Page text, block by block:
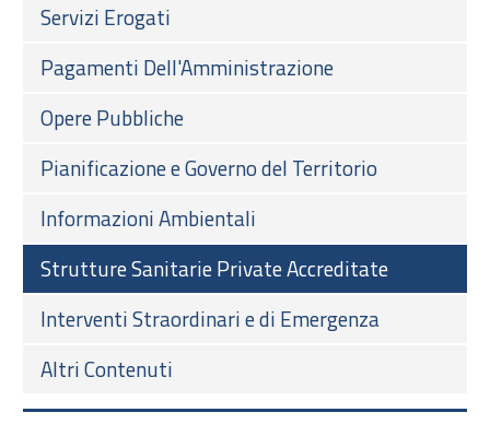
Servizi Erogati
Pagamenti Dell'Amministrazione
Opere Pubbliche
Pianificazione e Governo del Territorio
Informazioni Ambientali
Strutture Sanitarie Private Accreditate
Interventi Straordinari e di Emergenza
Altri Contenuti